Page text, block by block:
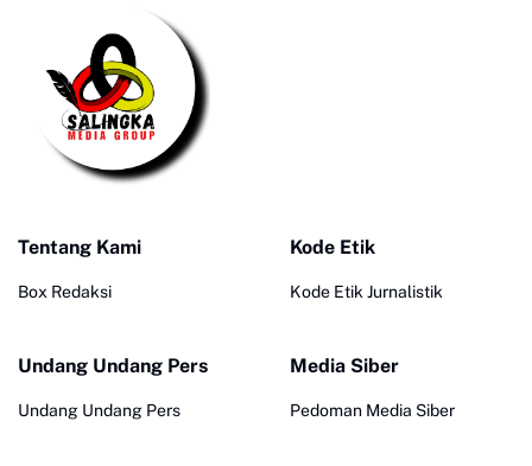
Tentang Kami
Box Redaksi
Kode Etik
Kode Etik Jurnalistik
Undang Undang Pers
Undang Undang Pers
Media Siber
Pedoman Media Siber